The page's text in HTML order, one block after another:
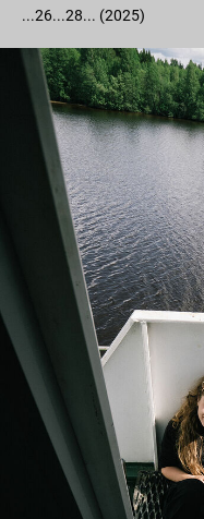
...26...28... (2025)